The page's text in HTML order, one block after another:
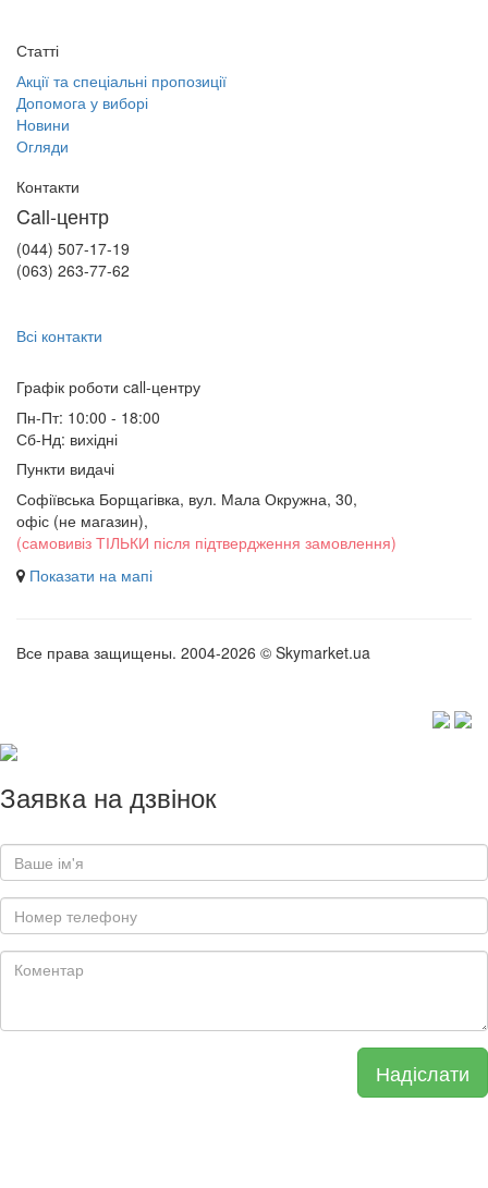
Статті
Акції та спеціальні пропозиції
Допомога у виборі
Новини
Огляди
Контакти
Call-центр
(044) 507-17-19
(063) 263-77-62
Всі контакти
Графік роботи сall-центру
Пн-Пт: 10:00 - 18:00
Сб-Нд: вихідні
Пункти видачі
Софіївська Борщагівка, вул. Мала Окружна, 30,
офіс (не магазин),
(самовивіз ТІЛЬКИ після підтвердження замовлення)
Показати на мапі
Все права защищены. 2004-2026 © Skymarket.ua
Заявка на дзвінок
Надіслати